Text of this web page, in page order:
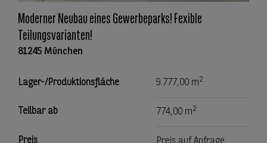
Moderner Neubau eines Gewerbeparks! Fexible
Teilungsvarianten!
81245 München
Lager-/Produktionsfläche 9.777,00 m2
Teilbar ab 774,00 m2
Preis Preis auf Anfrage